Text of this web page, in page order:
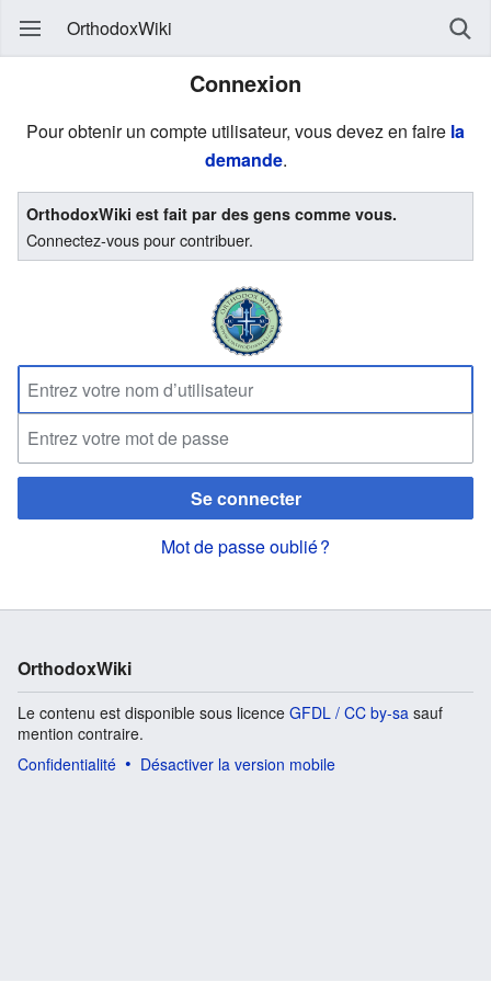
OrthodoxWiki
Connexion
Pour obtenir un compte utilisateur, vous devez en faire la
demande.
OrthodoxWiki est fait par des gens comme vous.
Connectez-vous pour contribuer.
Se connecter
Mot de passe oublié ?
OrthodoxWiki
Le contenu est disponible sous licence GFDL / CC by-sa sauf
mention contraire.
Confidentialité
Désactiver la version mobile